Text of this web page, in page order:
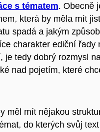
s tématem. Obecně
která by měla mít
spadá a jakým
charakter ediční řady
tedy dobrý rozmysl
nad pojetím, které
měl mít nějakou
do kterých svůj text